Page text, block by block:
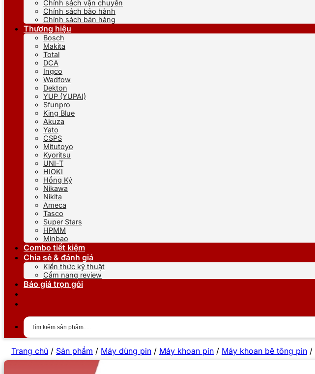
Chính sách vận chuyển
Chính sách bảo hành
Chính sách bán hàng
Thương hiệu
Bosch
Makita
Total
DCA
Ingco
Wadfow
Dekton
YUP (YUPAI)
Sfunpro
King Blue
Akuza
Yato
CSPS
Mitutoyo
Kyoritsu
UNI-T
HIOKI
Hồng Ký
Nikawa
Nikita
Ameca
Tasco
Super Stars
HPMM
Minbao
Combo tiết kiệm
Chia sẻ & đánh giá
Kiến thức kỹ thuật
Cẩm nang review
Báo giá trọn gói
Trang chủ / Sản phẩm / Máy dùng pin / Máy khoan pin / Máy khoan bê tông pin /